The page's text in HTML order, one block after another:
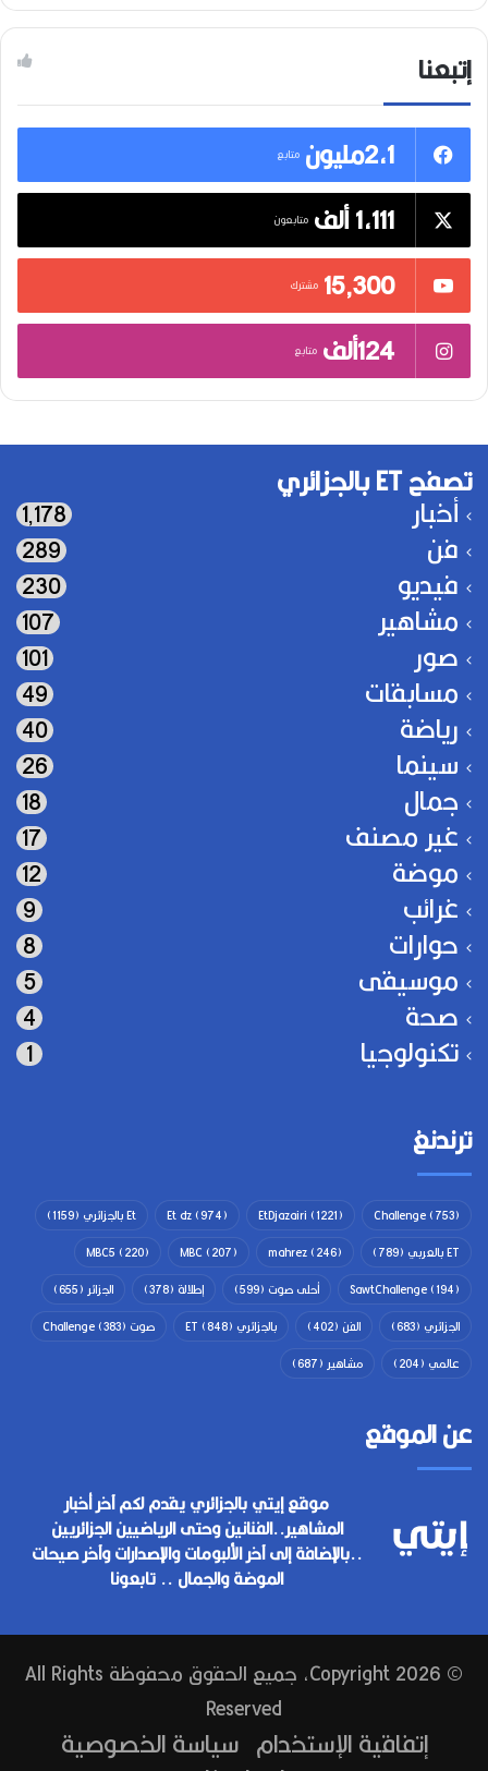
إتبعنا
2,1مليون
متابع
1,111 ألف متابعون
15٬300 مشترك
124ألف متابع
تصفح ET بالجزائري
أخبار 1٬178
فن 289
فيديو 230
مشاهير 107
صور 101
مسابقات 49
رياضة 40
سينما 26
جمال 18
غير مصنف 17
موضة 12
غرائب 9
حوارات 8
موسيقى 5
صحة 4
تكنولوجيا 1
ترندنغ
Challenge(753)
EtDjazairi (1221)
Et dz(974) Et بالجزائري
(1159)
ET بالعربي
(789)
mahrez(246)
MBC(207)
MBC5 (220)
SawtChallenge(194) أحلى صوت (599) إطلالة (378) الجزائر (655)
الجزائري (683) الفن (402) بالجزائري ET (848) صوت Challenge (383)
عالمي (204) مشاهير (687)
عن الموقع
موقع إيتي بالجزائري يقدم لكم آخر أخبار
المشاهير..الفنانين وحتى الرياضيين الجزائريين
..بالإضافة إلى آخر الألبومات والإصدارات وآخر صيحات
الموضة والجمال .. تابعونا
© Copyright 2026, جميع الحقوق محفوظة All Rights
Reserved
إتفاقية الإستخدام سياسة الخصوصية